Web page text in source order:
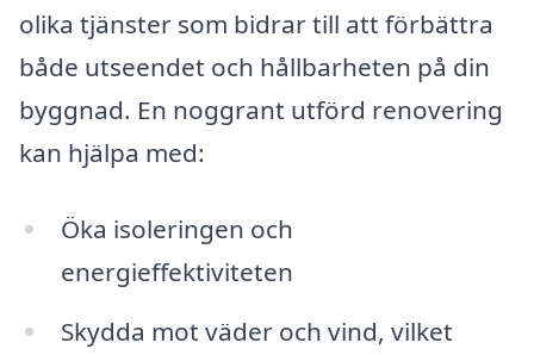
olika tjänster som bidrar till att förbättra
både utseendet och hållbarheten på din
byggnad. En noggrant utförd renovering
kan hjälpa med:
Öka isoleringen och
energieffektiviteten
Skydda mot väder och vind, vilket